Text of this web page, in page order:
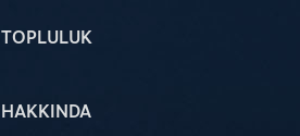
TOPLULUK
HAKKINDA